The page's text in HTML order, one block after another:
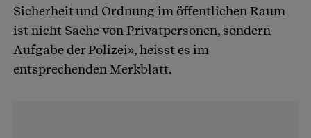
Sicherheit und Ordnung im öffentlichen Raum
ist nicht Sache von Privatpersonen, sondern
Aufgabe der Polizei», heisst es im
entsprechenden Merkblatt.